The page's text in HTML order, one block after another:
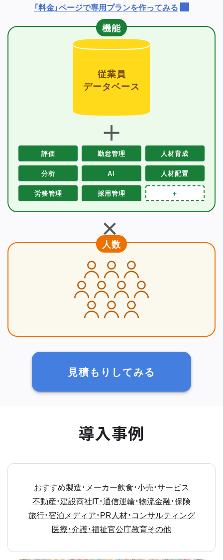
「料金」ページで専用プランを作ってみる
機能
従業員
データベース
＋
評価 勤怠管理 人材育成
分析 AI 人材配置
労務管理 採用管理 ＋
＋
人数
見積もりしてみる
導入事例
おすすめ製造・メーカー飲食・小売・サービス
不動産・建設商社IT・通信運輸・物流金融・保険
旅行・宿泊 メディア・PR人材・コンサルティング
医療・介護・福祉官公庁教育その他